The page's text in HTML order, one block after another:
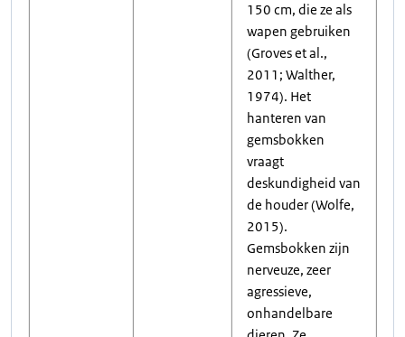
150 cm, die ze als
wapen gebruiken
(Groves et al.,
2011; Walther,
1974). Het
hanteren van
gemsbokken
vraagt
deskundigheid van
de houder (Wolfe,
2015).
Gemsbokken zijn
nerveuze, zeer
agressieve,
onhandelbare